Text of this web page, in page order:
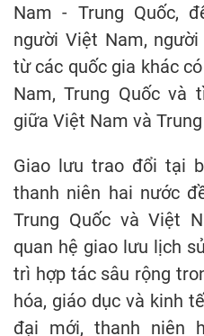
Nam - Trung Quốc,
người Việt Nam,
từ các quốc gia khác
Nam, Trung Quốc và
giữa Việt Nam và
Giao lưu trao đổi tại
thanh niên hai nước
Trung Quốc và Việt
quan hệ giao lưu lịch
trì hợp tác sâu rộng
hóa, giáo dục và kinh
đại mới, thanh niên